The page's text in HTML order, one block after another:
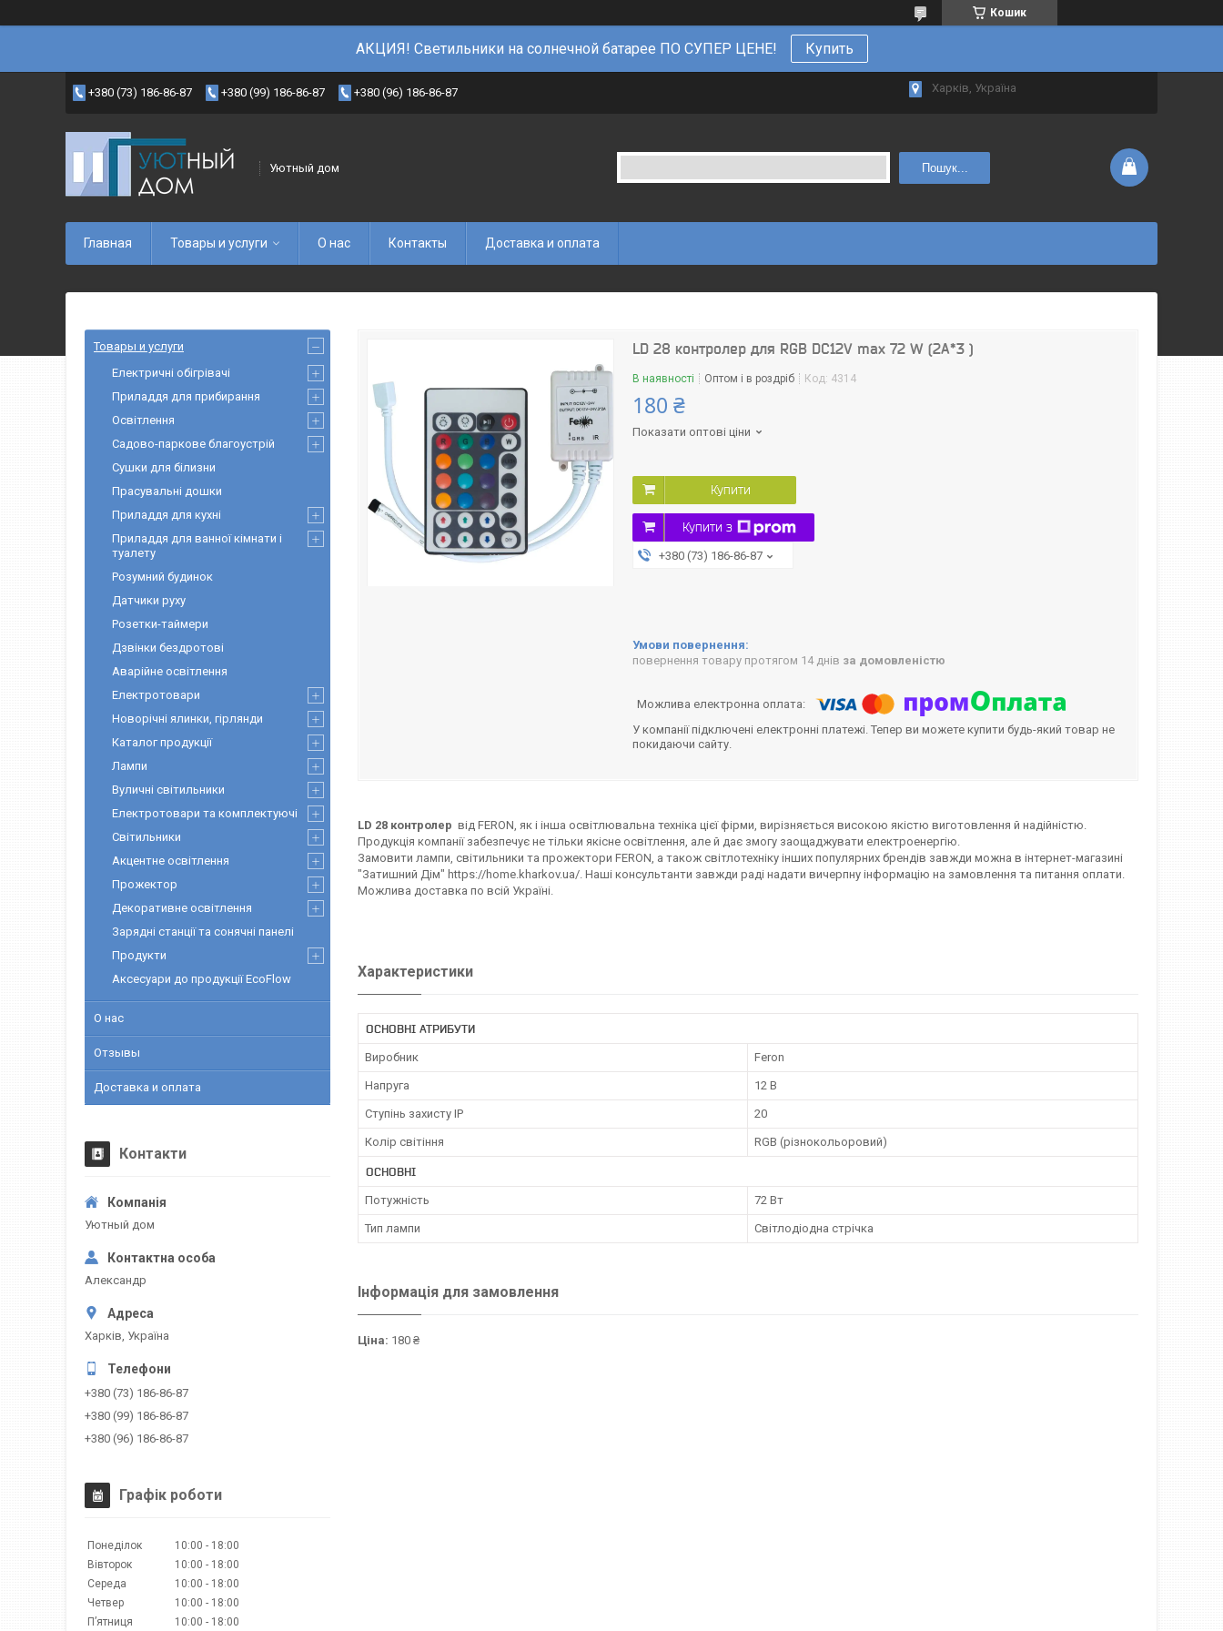
Кошик
АКЦИЯ! Светильники на солнечной батарее ПО СУПЕР ЦЕНЕ! Купить
+380 (73) 186-86-87 +380 (99) 186-86-87 +380 (96) 186-86-87 Харків, Україна
Уютный дом Пошук...
Главная Товары и услуги О нас Контакты Доставка и оплата
LD 28 контролер для RGB DC12V max 72 W (2A*3 )
В наявності Оптом і в роздріб Код: 4314
180 ₴
Показати оптові ціни
Купити
Купити з
+380 (73) 186-86-87
повернення товару протягом 14 днів за домовленістю
У компанії підключені електронні платежі. Тепер ви можете купити будь-який товар не
покидаючи сайту.
LD 28 контролер від FERON, як і інша освітлювальна техніка цієї фірми, вирізняється високою якістю виготовлення й надійністю.
Продукція компанії забезпечує не тільки якісне освітлення, але й дає змогу заощаджувати електроенергію.
Замовити лампи, світильники та прожектори FERON, а також світлотехніку інших популярних брендів завжди можна в інтернет-магазині
"Затишний Дім" https://home.kharkov.ua/. Наші консультанти завжди раді надати вичерпну інформацію на замовлення та питання оплати.
Можлива доставка по всій Україні.
Характеристики
ОСНОВНІ АТРИБУТИ
Виробник Feron
Напруга 12 В
Ступінь захисту IP 20
Колір світіння RGB (різнокольоровий)
ОСНОВНІ
Потужність 72 Вт
Тип лампи Світлодіодна стрічка
Інформація для замовлення
Ціна: 180 ₴
Товары и услуги
Електричні обігрівачі
Приладдя для прибирання
Освітлення
Садово-паркове благоустрій
Сушки для білизни
Прасувальні дошки
Приладдя для кухні
Приладдя для ванної кімнати і
туалету
Розумний будинок
Датчики руху
Розетки-таймери
Дзвінки бездротові
Аварійне освітлення
Електротовари
Новорічні ялинки, гірлянди
Каталог продукції
Лампи
Вуличні світильники
Електротовари та комплектуючі
Світильники
Акцентне освітлення
Прожектор
Декоративне освітлення
Зарядні станції та сонячні панелі
Продукти
Аксесуари до продукції EcoFlow
О нас
Отзывы
Доставка и оплата
Контакти
Уютный дом
Александр
Харків, Україна
+380 (73) 186-86-87
+380 (99) 186-86-87
+380 (96) 186-86-87
Графік роботи
Понеділок 10:00
18:00
Вівторок
10:00
18:00
Середа
10:00
18:00
Четвер
10:00
18:00
Пʼятниця
10:00 18:00